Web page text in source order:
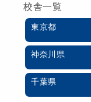
校舎一覧
東京都
神奈川県
千葉県